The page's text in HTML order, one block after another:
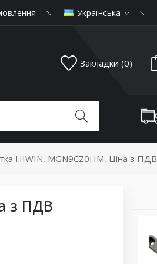
Українська
Закладки (0)
HIWIN, MGN9CZ0HM, Ціна з ПДВ
з ПДВ